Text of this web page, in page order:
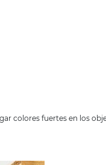
colores fuertes en los